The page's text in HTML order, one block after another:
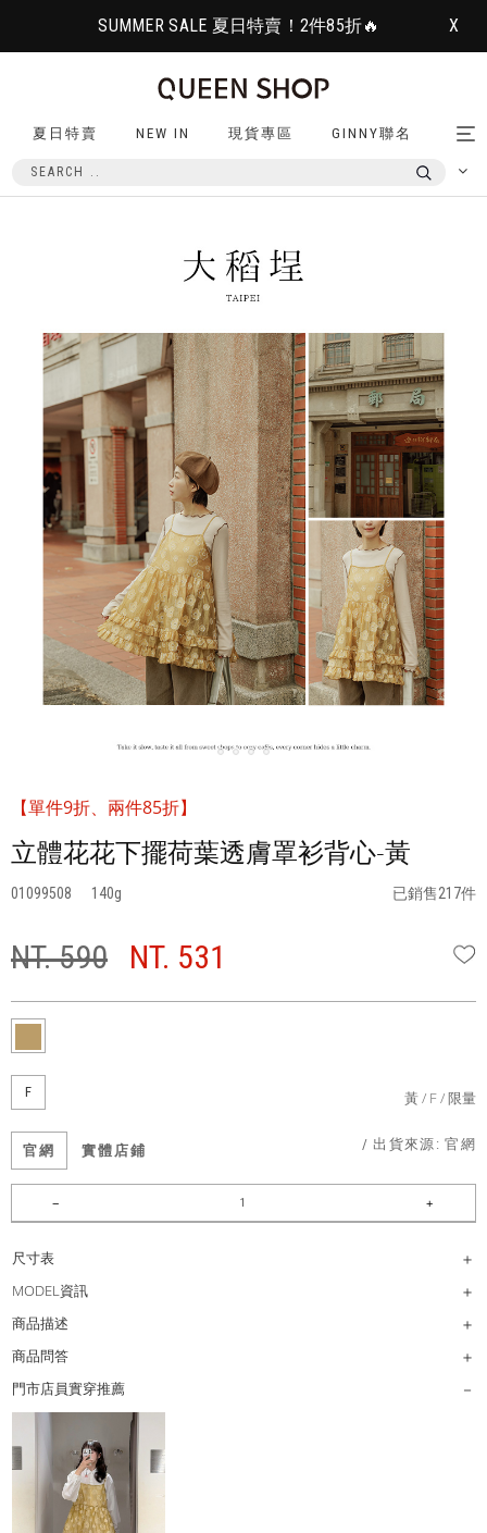
SUMMER SALE 夏日特賣！2件85折🔥 X
夏日特賣 NEW IN 現貨專區 GINNY聯名
【單件9折、兩件85折】
立體花花下擺荷葉透膚罩衫背心-黃
01099508 140 已銷售217件
NT. 590 NT. 531
F 黃 F 限量
官網 實體店鋪 / 出貨來源:官網
尺寸表
MODEL資訊
商品描述
商品問答
門市店員實穿推薦